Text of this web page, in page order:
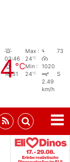
°C
03:46
18:31
Max :
24°C
Min :
24°C
73
1020
S
2.49
km/h